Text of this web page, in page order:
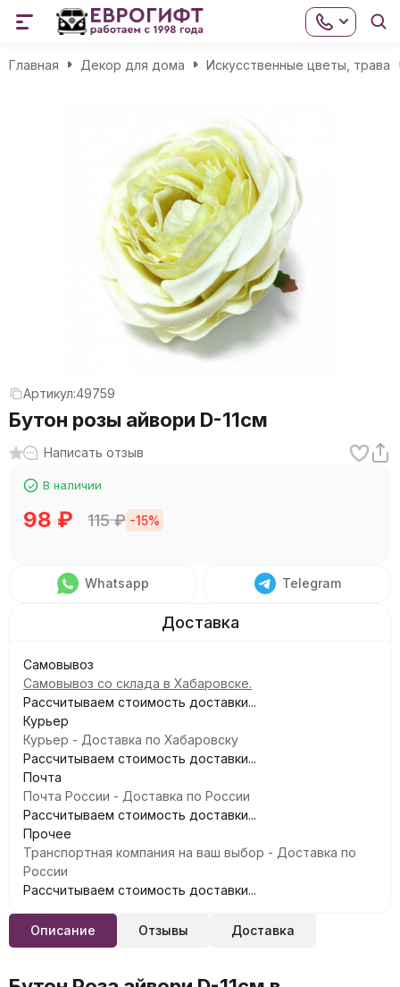
Главная Декор для дома Искусственные цветы, трава
Артикул:49759
Бутон розы айвори D-11см
Написать отзыв
В наличии
98 ₽ 115₽ -15%
Whatsapp Telegram
Самовывоз
Самовывоз со склада в Хабаровске.
Рассчитываем стоимость доставки...
Курьер
Курьер - Доставка по Хабаровску
Рассчитываем стоимость доставки...
Почта
Почта России - Доставка по России
Рассчитываем стоимость доставки...
Прочее
Транспортная компания на ваш выбор - Доставка по
России
Рассчитываем стоимость доставки...
Описание Отзывы Доставка